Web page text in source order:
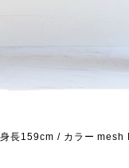
身長159cm / カラー mesh